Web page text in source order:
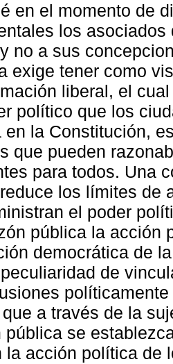
en el momento de
los
no a sus
exige tener como
liberal, el
político que los
en la Constitución,
que pueden
para todos. Una
los límites de
el poder
pública la acción
democrática de
de
a través de la
pública se
la acción política de